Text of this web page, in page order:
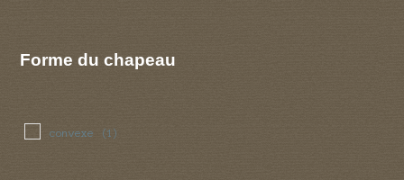
Forme du chapeau
convexe (1)